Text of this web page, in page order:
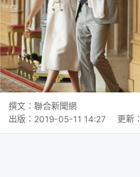
撰文： 聯合新聞網
出版： 2019-05-11 14:27 更新：